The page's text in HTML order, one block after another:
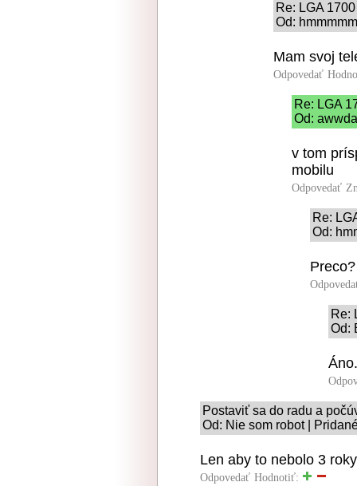
Re: LGA 1700
Od:
Mam svoj
Odpovedať
Re: LGA
Od:
v tom
mobilu
Odpovedať
Re:
Od:
Preco?
Re:
Od:
Áno.
Postaviť sa do radu a
Od: Nie som robot |
Len aby to nebolo 3
Odpovedať Hodnotiť: